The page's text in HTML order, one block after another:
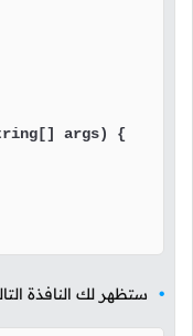
args)
{
ستظهر لك النافذة